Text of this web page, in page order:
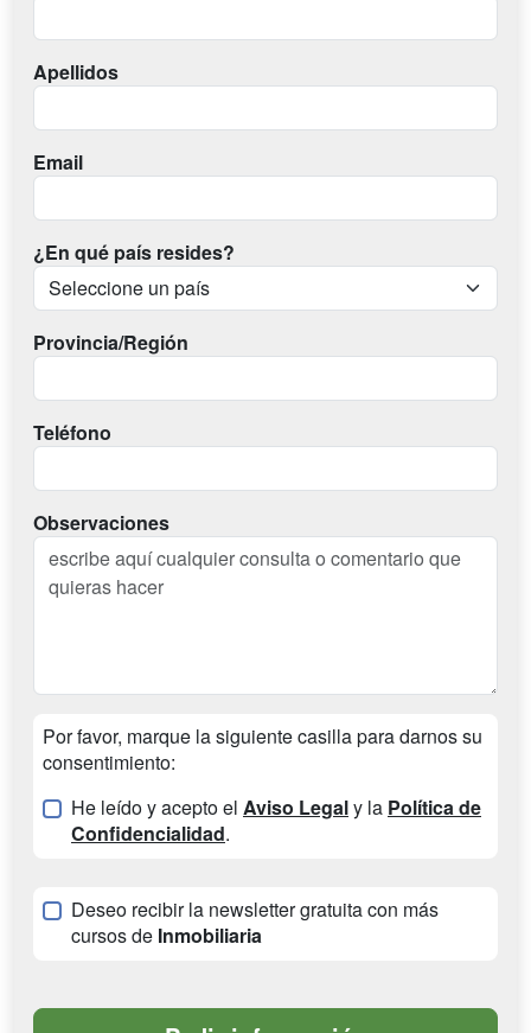
Apellidos
Email
¿En qué país resides?
Provincia/Región
Teléfono
Observaciones
Por favor, marque la siguiente casilla para darnos su
consentimiento:
He leído y acepto el Aviso Legaly la Política de
Confidencialidad.
Deseo recibir la newsletter gratuita con más
cursos de Inmobiliaria